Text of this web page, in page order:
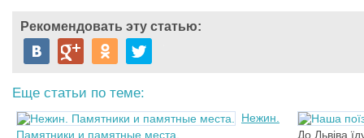
Рекомендовать эту статью:
Еще статьи по теме:
Нежин.
Памятники и памятные места.
До Львiва